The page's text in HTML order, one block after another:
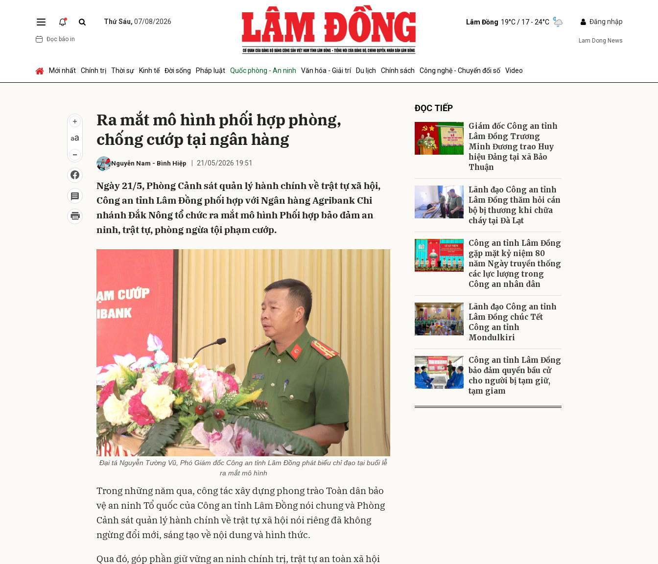
Thứ Sáu, 07/08/2026
Đọc báo in
Lâm Đồng 19°C/ 17 - 24°C Đăng nhập
Lam Dong News
Mới nhất Chính trị Thời sự Kinh tế Đời sống Pháp luật Quốc phòng - An ninh Văn hóa - Giải trí Du lịch Chính sách Công nghệ - Chuyển đổi số Video
Ra mắt mô hình phối hợp phòng,
chống cướp tại ngân hàng
Nguyễn Nam - Bình Hiệp 21/05/2026 19:51
Ngày 21/5, Phòng Cảnh sát quản lý hành chính về trật tự xã hội,
Công an tỉnh Lâm Đồng phối hợp với Ngân hàng Agribank Chi
nhánh Đắk Nông tổ chức ra mắt mô hình Phối hợp bảo đảm an
ninh, trật tự, phòng ngừa tội phạm cướp.
Đại tá Nguyễn Tường Vũ, Phó Giám đốc Công an tỉnh Lâm Đồng phát biểu chỉ đạo tại buổi lễ
ra mắt mô hình
Trong những năm qua, công tác xây dựng phong trào Toàn dân bảo
vệ an ninh Tổ quốc của Công an tỉnh Lâm Đồng nói chung và Phòng
Cảnh sát quản lý hành chính về trật tự xã hội nói riêng đã không
ngừng đổi mới, sáng tạo về nội dung và hình thức.
Qua đó, góp phần giữ vững an ninh chính trị, trật tự an toàn xã hội
ĐỌC TIẾP
Giám đốc Công an tỉnh
Lâm Đồng Trương
Minh Đương trao Huy
hiệu Đảng tại xã Bảo
Thuận
Lãnh đạo Công an tỉnh
Lâm Đồng thăm hỏi cán
bộ bị thương khi chữa
cháy tại Đà Lạt
Công an tỉnh Lâm Đồng
gặp mặt kỷ niệm 80
năm Ngày truyền thống
các lực lượng trong
Công an nhân dân
Lãnh đạo Công an tỉnh
Lâm Đồng chúc Tết
Công an tỉnh
Mondulkiri
Công an tỉnh Lâm Đồng
bảo đảm quyền bầu cử
cho người bị tạm giữ,
tạm giam
Gửi bình luận